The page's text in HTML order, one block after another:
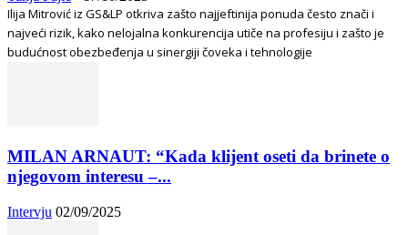
Ilija Mitrović iz GS&LP otkriva zašto najjeftinija ponuda često znači i
najveći rizik, kako nelojalna konkurencija utiče na profesiju i zašto je
budućnost obezbeđenja u sinergiji čoveka i tehnologije
MILAN ARNAUT: “Kada klijent oseti da brinete o
njegovom interesu –...
Intervju 02/09/2025